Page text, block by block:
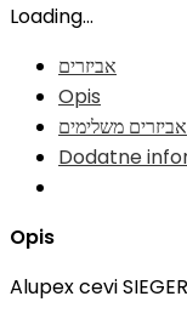
Loading...
אביזרים
Opis
אביזרים משלימים
Dodatne
Opis
Alupex cevi